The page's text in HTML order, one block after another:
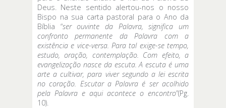
Deus. Neste sentido alertou-nos o nosso
Bispo na sua carta pastoral para o Ano da
Bíblia “ser ouvinte da Palavra, significa um
confronto permanente da Palavra com a
existência e vice-versa. Para tal exige-se tempo,
estudo, oração, contemplação. Com efeito, a
evangelização nasce da escuta. A escuta é uma
arte a cultivar, para viver segundo a lei escrita
no coração. Escutar a Palavra é ser acolhido
pela Palavra e aqui acontece o encontro”(Pg.
10).